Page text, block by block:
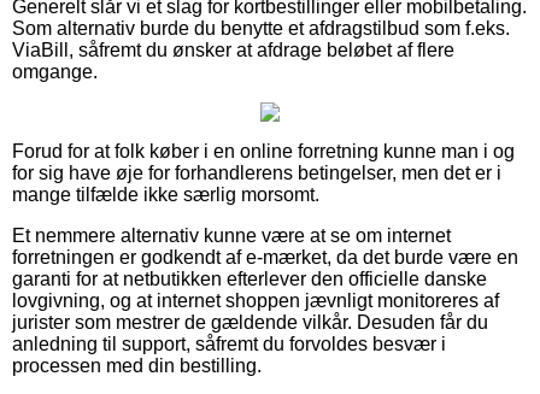
Generelt slår vi et slag for kortbestillinger eller mobilbetaling.
Som alternativ burde du benytte et afdragstilbud som f.eks.
ViaBill, såfremt du ønsker at afdrage beløbet af flere
omgange.
Forud for at folk køber i en online forretning kunne man i og
for sig have øje for forhandlerens betingelser, men det er i
mange tilfælde ikke særlig morsomt.
Et nemmere alternativ kunne være at se om internet
forretningen er godkendt af e-mærket, da det burde være en
garanti for at netbutikken efterlever den officielle danske
lovgivning, og at internet shoppen jævnligt monitoreres af
jurister som mestrer de gældende vilkår. Desuden får du
anledning til support, såfremt du forvoldes besvær i
processen med din bestilling.